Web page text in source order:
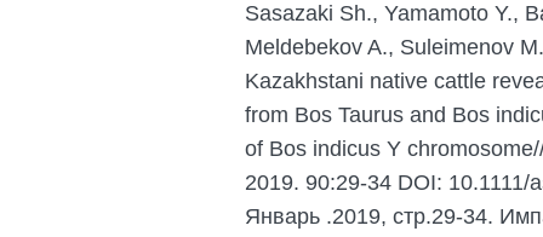
Sasazaki Sh., Yamamoto Y.,
Meldebekov A., Suleimenov
Kazakhstani native cattle
from Bos Taurus and Bos
of Bos indicus Y
2019. 90:29-34 DOI:
Январь .2019, стр.29-34.